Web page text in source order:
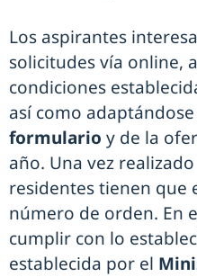
Los aspirantes
solicitudes vía online,
condiciones
así como
formulario y de la
año. Una vez
residentes tienen que
número de orden. En
cumplir con lo
establecida por el